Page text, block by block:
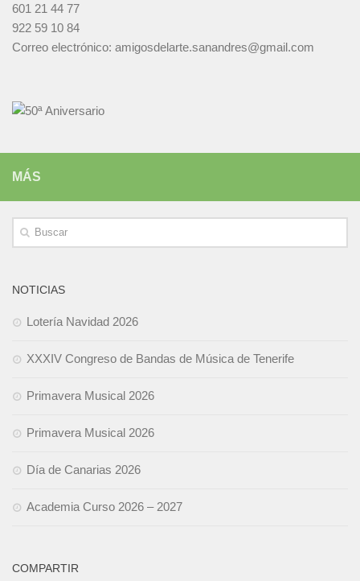
601 21 44 77
922 59 10 84
Correo electrónico: amigosdelarte.sanandres@gmail.com
MÁS
NOTICIAS
Lotería Navidad 2026
XXXIV Congreso de Bandas de Música de Tenerife
Primavera Musical 2026
Primavera Musical 2026
Día de Canarias 2026
Academia Curso 2026 – 2027
COMPARTIR